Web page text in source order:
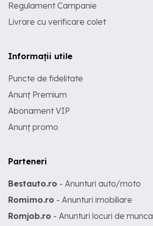
Regulament Campanie
Livrare cu verificare colet
Informații utile
Puncte de fidelitate
Anunț Premium
Abonament VIP
Anunț promo
Parteneri
Bestauto.ro - Anunturi auto/moto
Romimo.ro - Anunturi imobiliare
Romjob.ro - Anunturi locuri de munca